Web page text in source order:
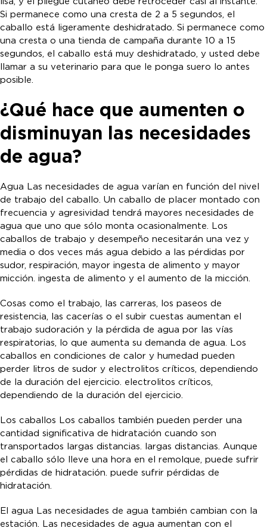
Si permanece como una cresta de 2 a 5 segundos, el
caballo está ligeramente deshidratado. Si permanece como
una cresta o una tienda de campaña durante 10 a 15
segundos, el caballo está muy deshidratado, y usted debe
llamar a su veterinario para que le ponga suero lo antes
posible.
¿Qué hace que aumenten o
disminuyan las necesidades
de agua?
Agua Las necesidades de agua varían en función del nivel
de trabajo del caballo. Un caballo de placer montado con
frecuencia y agresividad tendrá mayores necesidades de
agua que uno que sólo monta ocasionalmente. Los
caballos de trabajo y desempeño necesitarán una vez y
media o dos veces más agua debido a las pérdidas por
sudor, respiración, mayor ingesta de alimento y mayor
micción. ingesta de alimento y el aumento de la micción.
Cosas como el trabajo, las carreras, los paseos de
resistencia, las cacerías o el subir cuestas aumentan el
trabajo sudoración y la pérdida de agua por las vías
respiratorias, lo que aumenta su demanda de agua. Los
caballos en condiciones de calor y humedad pueden
perder litros de sudor y electrolitos críticos, dependiendo
de la duración del ejercicio. electrolitos críticos,
dependiendo de la duración del ejercicio.
Los caballos Los caballos también pueden perder una
cantidad significativa de hidratación cuando son
transportados largas distancias. largas distancias. Aunque
el caballo sólo lleve una hora en el remolque, puede sufrir
pérdidas de hidratación. puede sufrir pérdidas de
hidratación.
El agua Las necesidades de agua también cambian con la
estación. Las necesidades de agua aumentan con el